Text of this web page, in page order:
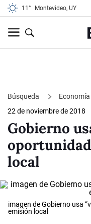
11° Montevideo, UY
Búsqueda Economía
22 de noviembre de 2018
Gobierno
local
imagen de Gobierno usa
emisión local